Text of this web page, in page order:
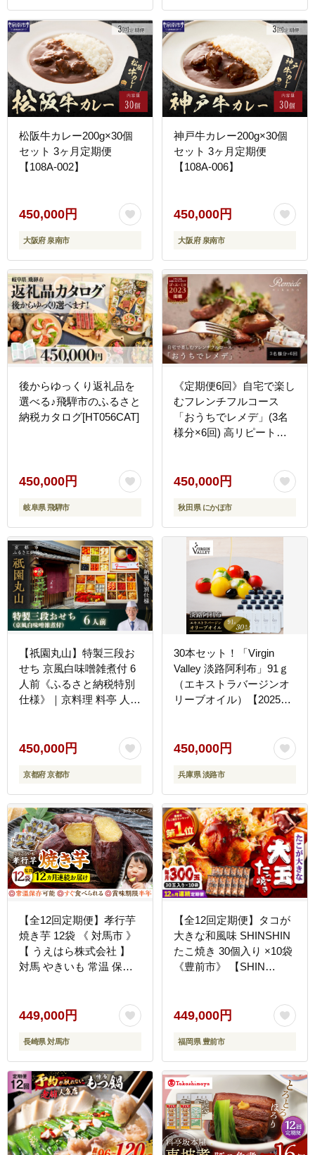
期便 頒布会 ィナー 誕生日 忘年会 】
松阪牛カレー200g×30個
セット 3ヶ月定期便
【108A-002】
450,000円
大阪府 泉南市
神戸牛カレー200g×30個
セット 3ヶ月定期便
【108A-006】
450,000円
大阪府 泉南市
後からゆっくり返礼品を
選べる♪飛騨市のふるさと
納税カタログ[HT056CAT]
450,000円
岐阜県 飛騨市
《定期便6回》自宅で楽し
むフレンチフルコース
「おうちでレメデ」(3名
様分×6回) 高リピート率/
450,000円
秋田県 にかほ市
【祇園丸山】特製三段お
せち 京風白味噌雑煮付 6
人前《ふるさと納税特別
仕様》｜京料理 料亭 人気
すめ 2027 正月 お祝い お
せち料理 グルメ ご自宅用
お取り寄せ 通販 送料無料
ふるさと納税 ］
450,000円
京都府 京都市
30本セット！「Virgin
Valley 淡路阿利布」91ｇ
（エキストラバージンオ
リーブオイル）【2025年
450,000円
兵庫県 淡路市
【全12回定期便】孝行芋
焼き芋 12袋 《 対馬市 》
【 うえはら株式会社 】
対馬 やきいも 常温 保存
[WAI056]
449,000円
長崎県 対馬市
【全12回定期便】タコが
大きな和風味 SHINSHIN
たこ焼き 30個入り ×10袋
《豊前市》 【SHIN
449,000円
福岡県 豊前市